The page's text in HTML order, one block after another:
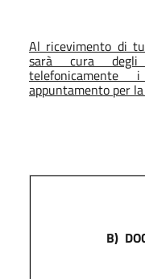
Al ricevimento di
sarà cura degli
appuntamento per
B)